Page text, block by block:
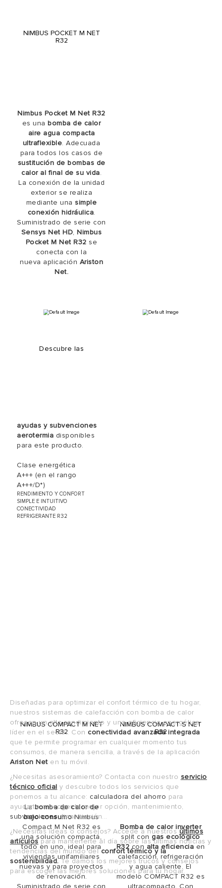
NIMBUS POCKET M NET
R32
Nimbus Pocket M Net R32
es unabomba de calor
aire agua compacta
ultraflexible. Adecuada
para todos los casos de
sustitución de bombas de
calor al final de su vida.
La conexión de la unidad
exterior se realiza
mediante unasimple
conexión hidráulica.
Suministrado de serie con
Sensys Net HD,Nimbus
Pocket M Net R32 se
conecta con la
nueva aplicación Ariston
Net.
Descubre las
ayudas y subvenciones
aerotermia disponibles
para este producto.
Clase energética
A+++ (en el rango
A+++/D*)
RENDIMIENTO Y CONFORT
SIMPLE E INTUITIVO
CONECTIVIDAD
REFRIGERANTE R32
NIMBUS COMPACT M NET
R32
Labomba de calor de
bajo consumoNimbus
Compact M Net R32 es
una solución compacta,
todo en uno, ideal para
viviendas unifamiliares
nuevas y para proyectos
de renovación.
Suministrado de serie con
NIMBUS COMPACT S NET
R32
Bomba de calor inverter
split con gas ecológico
R32 con alta eficiencia en
calefacción, refrigeración
y agua caliente. El
modelo COMPACT R32 es
ultracompacto. Con
Diseñadas para optimizar el confort térmico de tu hogar,
nuestros sistemas de calefacción con bomba de calor
ofrecen un alto rendimiento y una eficiencia energética
líder en el sector. Con conectividad avanzada integrada
que te permite programar en cualquier momento tus
consumos, de manera sencilla, a través de la aplicación
Ariston Net en tu móvil.
¿Necesitas asesoramiento? Contacta con nuestro servicio
técnico oficial y descubre todos los servicios que
ponemos a tu alcance: calculadora del ahorro para
ayudarte a ecoger la mejor opción, mantenimiento,
subvenciones, financiación...
¿Necesitas ideas o consejos? Accede a nuestrosúltimos
artículospara mantenerte al día sobre las últimas noticias y
tendencias del mundo delconfort térmico y la
sostenibilidad.Te damos los mejores trucos y consejos
para escoger las mejores soluciones para tu hogar.